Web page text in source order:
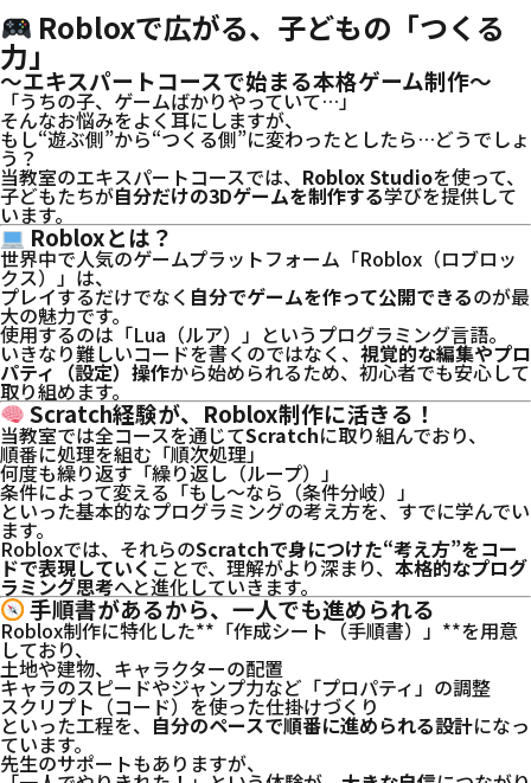
Robloxで広がる、子どもの「つくる
力」
〜エキスパートコースで始まる本格ゲーム制作〜
「うちの子、ゲームばかりやっていて…」
そんなお悩みをよく耳にしますが、
もし“遊ぶ側”から“つくる側”に変わったとしたら…どうでしょ
う？
当教室のエキスパートコースでは、 Roblox Studioを使って、
子どもたちが自分だけの3Dゲームを制作する学びを提供して
います。
Robloxとは？
世界中で人気のゲームプラットフォーム「Roblox（ロブロッ
クス）」は、
プレイするだけでなく 自分でゲームを作って公開できるのが最
大の魅力です。
使用するのは「Lua（ルア）」というプログラミング言語。
いきなり難しいコードを書くのではなく、視覚的な編集やプロ
パティ（設定）操作から始められるため、初心者でも安心して
取り組めます。
Scratch経験が、Roblox制作に活きる！
当教室では全コースを通じてScratchに取り組んでおり、
順番に処理を組む「順次処理」
何度も繰り返す「繰り返し（ループ）」
条件によって変える「もし〜なら（条件分岐）」
といった基本的なプログラミングの考え方を、すでに学んでい
ます。
Robloxでは、それらのScratchで身につけた“考え方”をコー
ドで表現していく ことで、理解がより深まり、 本格的なプログ
ラミング思考へと進化していきます。
手順書があるから、一人でも進められる
Roblox制作に特化した**「作成シート（手順書）」**を用意
しており、
土地や建物、キャラクターの配置
キャラのスピードやジャンプ力など「プロパティ」の調整
スクリプト（コード）を使った仕掛けづくり
といった工程を、 自分のペースで順番に進められる設計になっ
ています。
先生のサポートもありますが、